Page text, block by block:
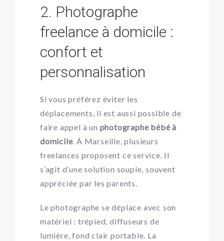
2. Photographe
freelance à domicile :
confort et
personnalisation
Si vous préférez éviter les
déplacements, il est aussi possible de
faire appel à un photographe bébé à
domicile. À Marseille, plusieurs
freelances proposent ce service. Il
s’agit d’une solution souple, souvent
appréciée par les parents.
Le photographe se déplace avec son
matériel : trépied, diffuseurs de
lumière, fond clair portable. La